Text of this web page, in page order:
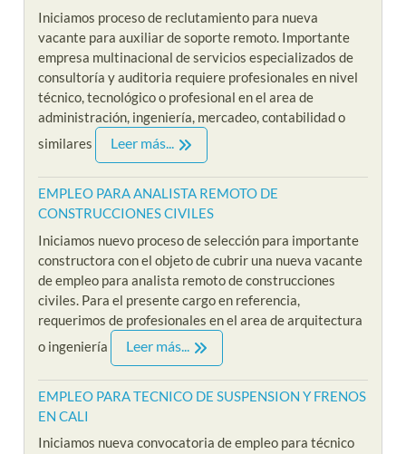
Iniciamos proceso de reclutamiento para nueva
vacante para auxiliar de soporte remoto. Importante
empresa multinacional de servicios especializados de
consultoría y auditoria requiere profesionales en nivel
técnico, tecnológico o profesional en el area de
administración, ingeniería, mercadeo, contabilidad o
similares
Leer más...
EMPLEO PARA ANALISTA REMOTO DE
CONSTRUCCIONES CIVILES
Iniciamos nuevo proceso de selección para importante
constructora con el objeto de cubrir una nueva vacante
de empleo para analista remoto de construcciones
civiles. Para el presente cargo en referencia,
requerimos de profesionales en el area de arquitectura
o ingeniería
Leer más...
EMPLEO PARA TECNICO DE SUSPENSION Y FRENOS
EN CALI
Iniciamos nueva convocatoria de empleo para técnico